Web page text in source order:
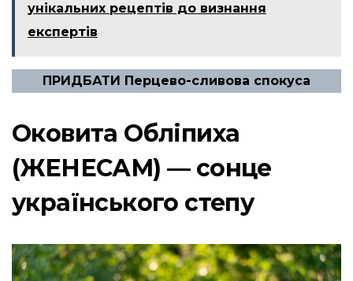
унікальних рецептів до визнання
експертів
ПРИДБАТИ Перцево-сливова спокуса
Оковита Обліпиха
(ЖЕНЕСАМ) — сонце
українського степу